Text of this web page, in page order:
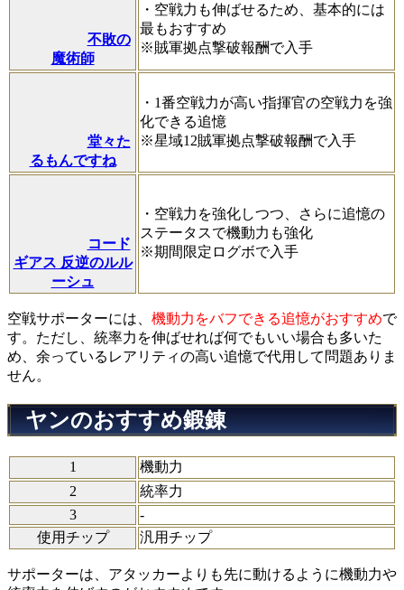
不敗の
魔術師
・空戦力も伸ばせるため、基本的には
最もおすすめ
※賊軍拠点撃破報酬で入手
堂々た
るもんですね
・1番空戦力が高い指揮官の空戦力を強
化できる追憶
※星域12賊軍拠点撃破報酬で入手
コード
ギアス 反逆のルル
ーシュ
・空戦力を強化しつつ、さらに追憶の
ステータスで機動力も強化
※期間限定ログボで入手
空戦サポーターには、 機動力をバフできる追憶がおすすめで
す。ただし、統率力を伸ばせれば何でもいい場合も多いた
め、余っているレアリティの高い追憶で代用して問題ありま
せん。
ヤンのおすすめ鍛錬
1
機動力
2
統率力
3
-
使用チップ
汎用チップ
サポーターは、アタッカーよりも先に動けるように機動力や